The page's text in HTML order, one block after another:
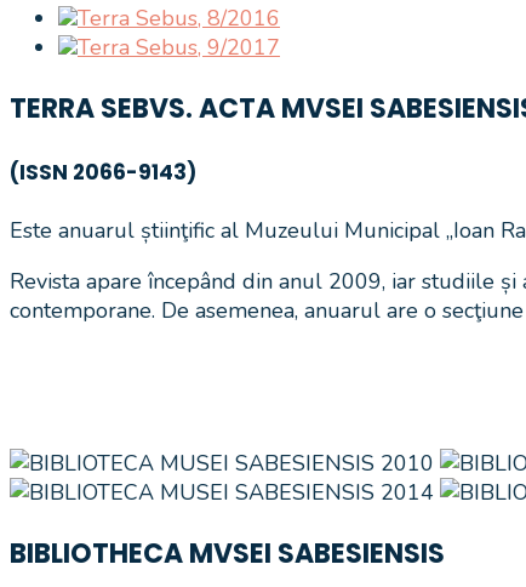
Terra Sebus, 8/2016
Terra Sebus, 9/2017
TERRA SEBVS. ACTA MVSEI
(ISSN 2066-9143)
Este anuarul știinţific al Muzeului Municipal „Ioan
Revista apare începând din anul 2009, iar studiile
contemporane. De asemenea, anuarul are o
BIBLIOTHECA MVSEI SABESIENSIS